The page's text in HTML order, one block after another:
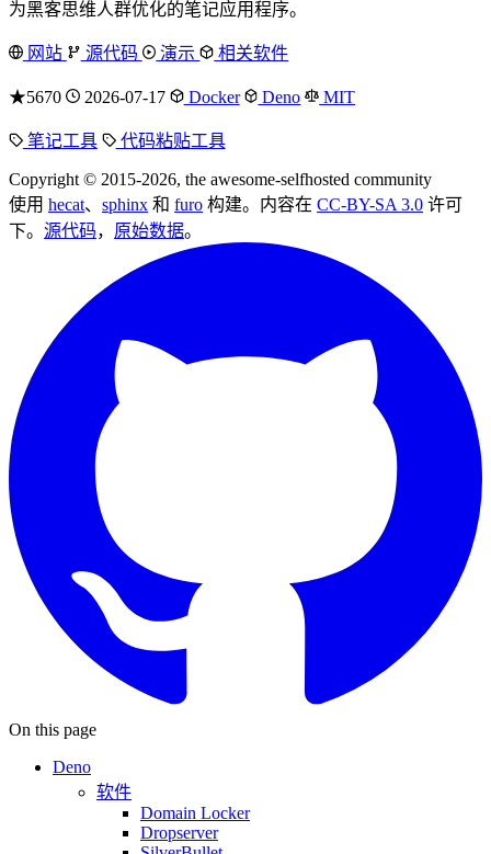
为黑客思维人群优化的笔记应用程序。
网站 源代码 演示 相关软件
★5670 2026-07-17 Docker Deno MIT
笔记工具 代码粘贴工具
Copyright © 2015-2026, the awesome-selfhosted community
使用 hecat、 sphinx 和 furo 构建。内容在 CC-BY-SA 3.0 许可
下。 源代码， 原始数据。
On this page
Deno
软件
Domain Locker
Dropserver